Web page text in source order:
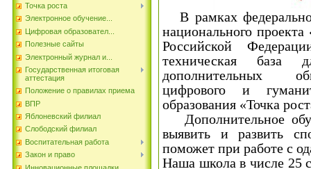
Точка роста
Электронное обучение...
Цифровая образовател...
Полезные сайты
Электронный журнал и...
Государственная итоговая
аттестация
Положение о правилах приема
ВПР
Яблоневский филиал
Слободский филиал
Воспитательная работа
Закон и право
В рамках
национального
Российской
техническая база
дополнительных
цифрового и
образования «Точка
Дополнительное
выявить и развить
поможет при работе с
Наша школа в числе 25